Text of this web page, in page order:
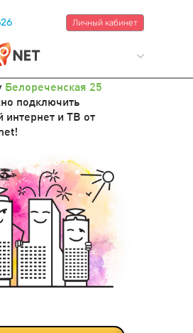
Личный кабинет
Белореченская 25
подключить
и ТВ от